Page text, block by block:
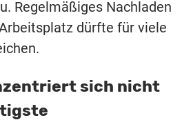
Regelmäßiges Nachladen
dürfte für viele
sich nicht